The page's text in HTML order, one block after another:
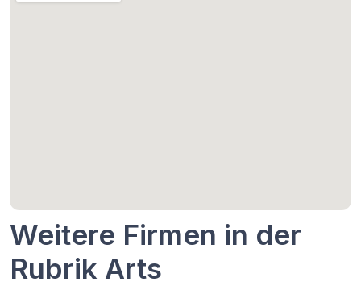
Weitere Firmen in der
Rubrik Arts